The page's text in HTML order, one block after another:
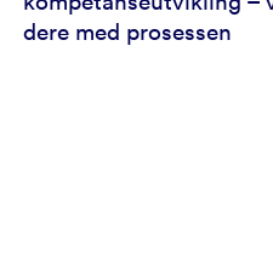
dere med prosessen